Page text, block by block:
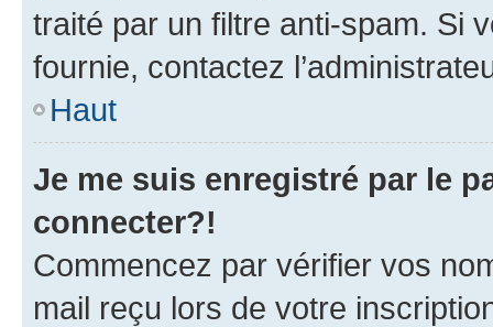
traité par un filtre anti-spam. Si
fournie, contactez
Haut
Je me suis enregistré par le
connecter?!
Commencez par vérifier vos
mail reçu lors de votre